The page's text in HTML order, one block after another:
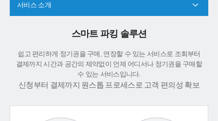
서비스 소개
스마트 파킹 솔루션
쉽고 편리하게 정기권을 구매, 연장할 수 있는 서비스로 조회부터
결제까지 시간과 공간의 제약없이 언제 어디서나 정기권을 구매할
수 있는 서비스입니다.
신청부터 결제까지 원스톱 프로세스로 고객 편의성 확보